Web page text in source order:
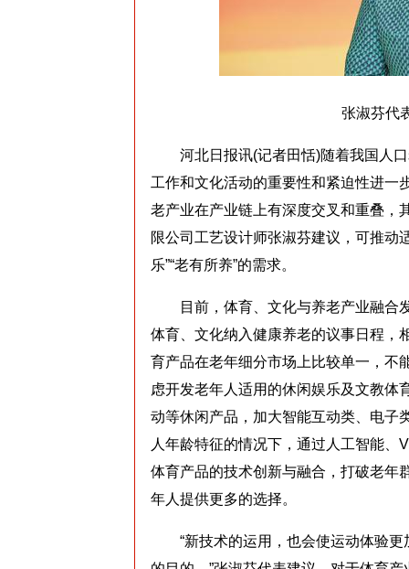
张淑芬代
河北日报讯(记者田恬)随着我国人口
工作和文化活动的重要性和紧迫性进一
老产业在产业链上有深度交叉和重叠，
限公司工艺设计师张淑芬建议，可推动
乐”“老有所养”的需求。
目前，体育、文化与养老产业融合
体育、文化纳入健康养老的议事日程，
育产品在老年细分市场上比较单一，不
虑开发老年人适用的休闲娱乐及文教体
动等休闲产品，加大智能互动类、电子
人年龄特征的情况下，通过人工智能
体育产品的技术创新与融合，打破老年
年人提供更多的选择。
“新技术的运用，也会使运动体验更